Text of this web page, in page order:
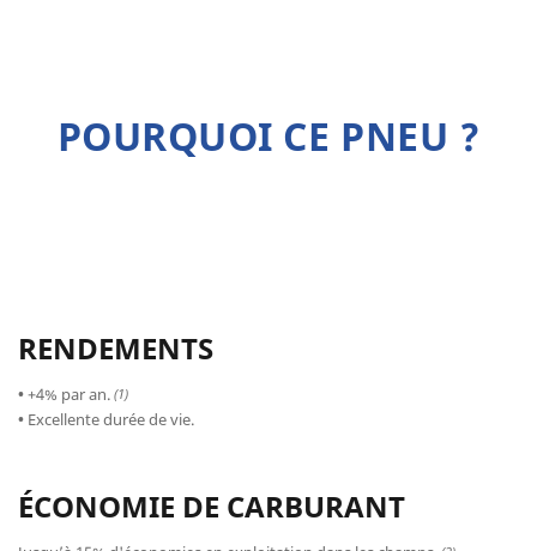
POURQUOI CE PNEU ?
RENDEMENTS
•+4% par an. (1)
• Excellente durée de vie.
ÉCONOMIE DE CARBURANT